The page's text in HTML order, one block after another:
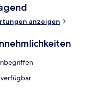
anzeigen
verfügbar